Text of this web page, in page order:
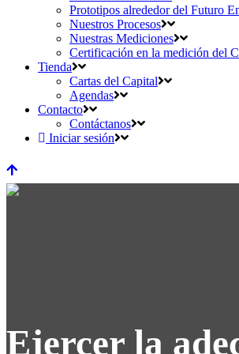
Prototipos alrededor del Futuro
Nuestros Procesos
Nuestras Mediciones
Certificación en la medición del
Tienda
Cartas del Capital
Agendas
Contacto
Contáctanos
Iniciar sesión
Ejercer la